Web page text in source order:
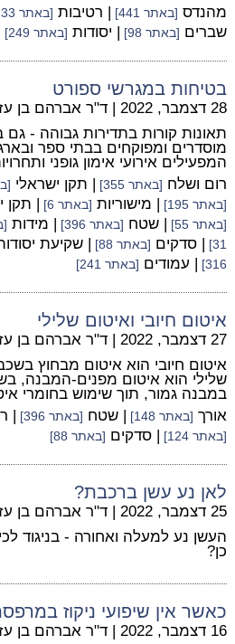
מהנדס [באתר 441] | רטיבות [באתר 133]
שברים [באתר 98] | יסודות [באתר 249]
בטיחות במגרשי ספורט
28 דצמבר, 2022 | ד"ר אברהם בן
תאונות קורות בתדירות גבוהה - גם
מוסדרים ומפוקחים בבתי ספר
המפעילים אירועי אימון גופני
רום ושלח [באתר 355] | תקן ישראלי
[באתר 195] | מישוריות [באתר 6] | תקן
[באתר 55] | שטח [באתר 396] | מידות
31]
| סדקים [באתר 88] | שקיעת
316]
| עמודים [באתר 241]
איטום חיובי ואיטום שלילי
27 דצמבר, 2022 | ד"ר אברהם בן
איטום חיובי הוא איטום מבחוץ
שלילי הוא איטום מפנים-המבנה,
במבנה גמור, תוך שימוש בחומרי
אורך [באתר 148] | שטח [באתר 396] |
[באתר 124] | סדקים [באתר 88]
לאן נע עשן ברכבת?
25 דצמבר, 2022 | ד"ר אברהם בן
העשן נע למעלה ואחורה - בניגוד
כן?
כאשר אין שיפועי ניקוז
16 דצמבר, 2022 | ד"ר אברהם בן